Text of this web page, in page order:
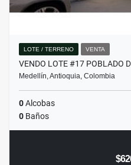
LOTE / TERRENO VENTA
VENDO LOTE #17 POBLADO
Medellín, Antioquia, Colombia
0Alcobas
0 Baños